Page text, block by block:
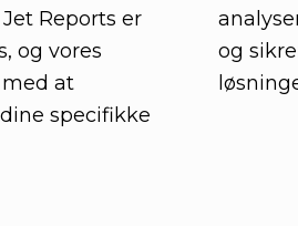
Reports er
og vores
at
specifikke
og